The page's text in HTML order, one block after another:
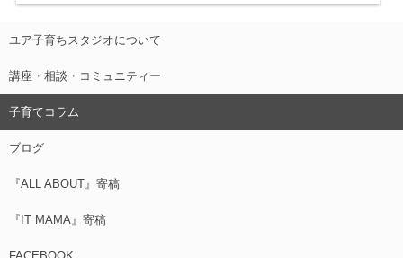
ユア子育ちスタジオについて
講座・相談・コミュニティー
子育てコラム
ブログ
『ALL ABOUT』寄稿
『IT MAMA』寄稿